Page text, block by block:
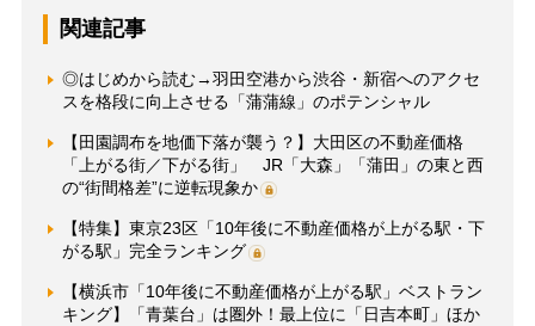
関連記事
◎はじめから読む→羽田空港から渋谷・新宿へのアクセ
スを格段に向上させる「蒲蒲線」のポテンシャル
【田園調布を地価下落が襲う？】大田区の不動産価格
「上がる街／下がる街」 JR「大森」「蒲田」の東と西
の“街間格差”に逆転現象か
【特集】東京23区「10年後に不動産価格が上がる駅・下
がる駅」完全ランキング
【横浜市「10年後に不動産価格が上がる駅」ベストラン
キング】「青葉台」は圏外！最上位に「日吉本町」ほか